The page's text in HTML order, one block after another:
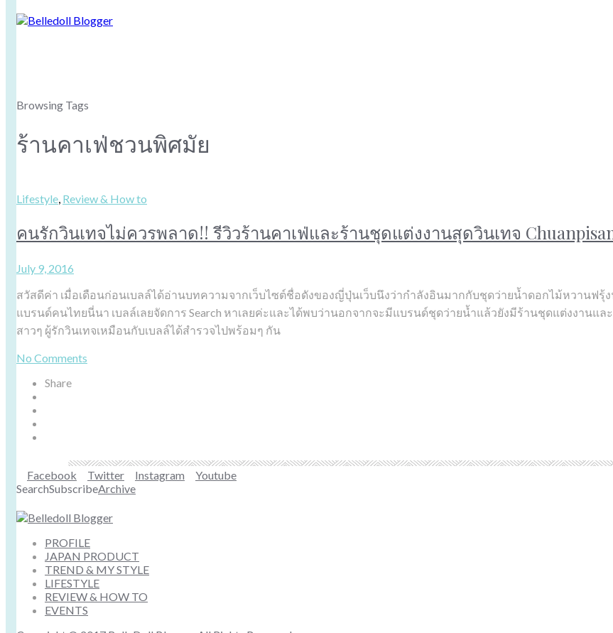
Browsing Tags
ร้านคาเฟ่ชวนพิศมัย
Lifestyle, Review & How to
คนรักวินเทจไม่ควรพลาด!! รีวิวร้านคาเฟ่และร้านชุดแต่งงานสุดวินเทจ
July 9, 2016
สวัสดีค่า เมื่อเดือนก่อนเบลล์ได้อ่านบทความจากเว็บไซต์ชื่อดังของญี่ปุ่นเว็บนึงว่ากำลังอินมากกับชุดว่ายน้ำดอกไม้หวานฟรุ้ง
แบรนด์คนไทยนี่นา เบลล์เลยจัดการ Search หาเลยค่ะและได้พบว่านอกจากจะมีแบรนด์ชุดว่ายน้ำแล้วยังมีร้านชุดแต่งงานแ
สาวๆ ผู้รักวินเทจเหมือนกับเบลล์ได้สำรวจไปพร้อมๆ กัน
No Comments
Share
Facebook Twitter Instagram
Youtube
SearchSubscribeArchive
PROFILE
JAPAN PRODUCT
TREND & MY STYLE
LIFESTYLE
REVIEW & HOW TO
EVENTS